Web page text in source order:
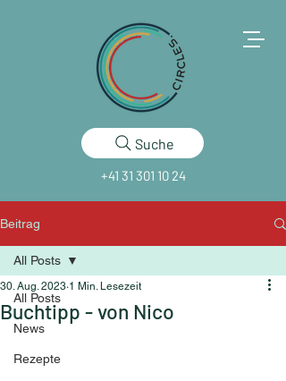
Suche
+41 31 301 10 24
Beitrag
All Posts
News
Rezepte
All Posts
Buchtipp - von Nico
30. Aug. 2023 1 Min. Lesezeit